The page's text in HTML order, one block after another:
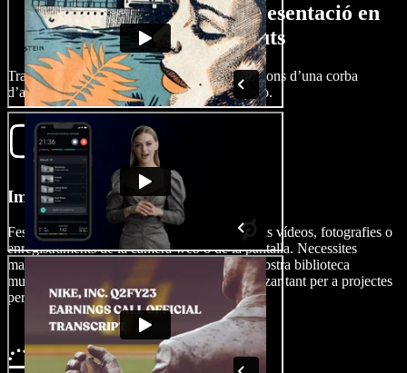
Com crear un vídeo de presentació en
qüestió de minuts
Transmet el teu missatge sense les complicacions d’una corba
d’aprenentatge elevada amb Speechify Studio.
Importa el teu vídeo
Fes clic a Imatges/Vídeos per importar els teus vídeos, fotografies o
enregistraments de la càmera web o de la pantalla. Necessites
material d'arxiu? Cap problema. Explora la nostra biblioteca
multimèdia, plena de contingut que pots utilitzar tant per a projectes
personals com comercials.